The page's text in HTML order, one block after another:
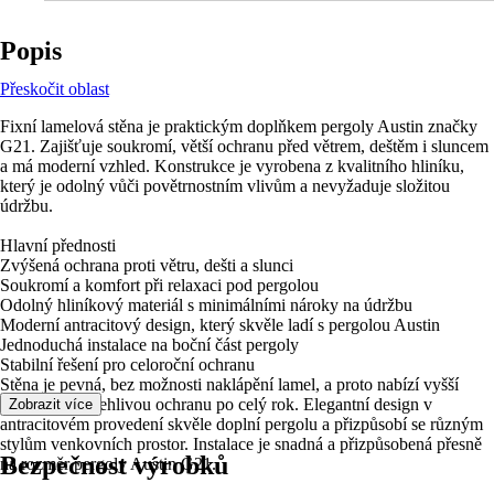
Popis
Přeskočit oblast
Fixní lamelová stěna je praktickým doplňkem pergoly Austin značky
G21. Zajišťuje soukromí, větší ochranu před větrem, deštěm i sluncem
a má moderní vzhled. Konstrukce je vyrobena z kvalitního hliníku,
který je odolný vůči povětrnostním vlivům a nevyžaduje složitou
údržbu.
Hlavní přednosti
Zvýšená ochrana proti větru, dešti a slunci
Soukromí a komfort při relaxaci pod pergolou
Odolný hliníkový materiál s minimálními nároky na údržbu
Moderní antracitový design, který skvěle ladí s pergolou Austin
Jednoduchá instalace na boční část pergoly
Stabilní řešení pro celoroční ochranu
Stěna je pevná, bez možnosti naklápění lamel, a proto nabízí vyšší
stabilitu a spolehlivou ochranu po celý rok. Elegantní design v
antracitovém provedení skvěle doplní pergolu a přizpůsobí se různým
stylům venkovních prostor. Instalace je snadná a přizpůsobená přesně
na rozměr pergoly Austin G21.
Zobrazit více
Bezpečnost výrobků